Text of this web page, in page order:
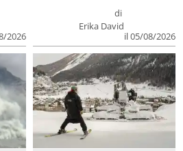
2026
di
Erika David
il 05/08/2026